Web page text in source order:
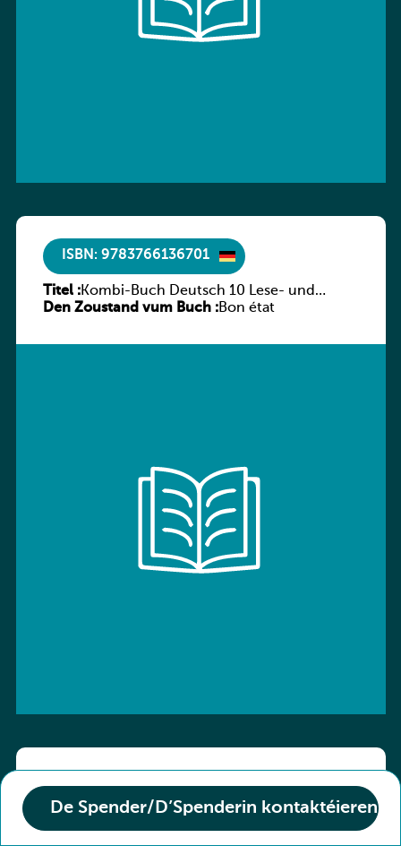
De Spender/D’Spenderin kontaktéieren
ISBN: 9783766136701
Titel :Kombi-Buch Deutsch 10 Lese- und
Sprachbuch
Den Zoustand vum Buch :Bon état
ISBN: 9783766136800